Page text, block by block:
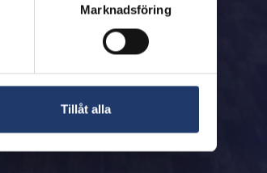
Marknadsföring
Tillåt alla